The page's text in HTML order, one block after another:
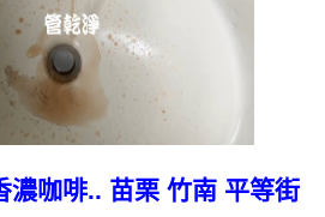
濃咖啡.. 苗栗 竹南 平等街